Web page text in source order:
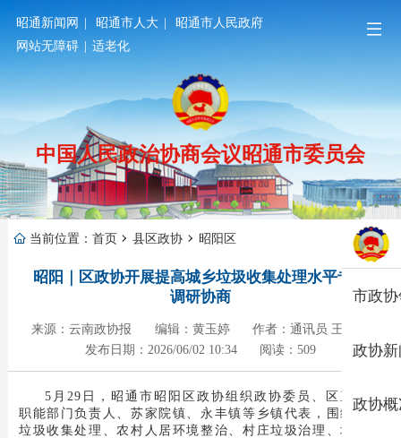
昭通新闻网 | 昭通市人大 |
昭通市人民政府
网站无障碍 | 适老化
中国人民政治协商会议昭通市委员会
市政
政协新
政协概
当前位置： 首页 县区政协 昭阳区
昭阳｜区政协开展提高城乡垃圾收集处理水平专题
调研协商
来源：云南政协报 编辑：黄玉婷
作者：通讯员 王忠文
发布日期：2026/06/02 10:34
阅读：509
5月29日，昭通市昭阳区政协组织政协委员、区直相关
职能部门负责人、苏家院镇、永丰镇等乡镇代表，围绕城乡
垃圾收集处理、农村人居环境整治、村庄垃圾治理、城市生